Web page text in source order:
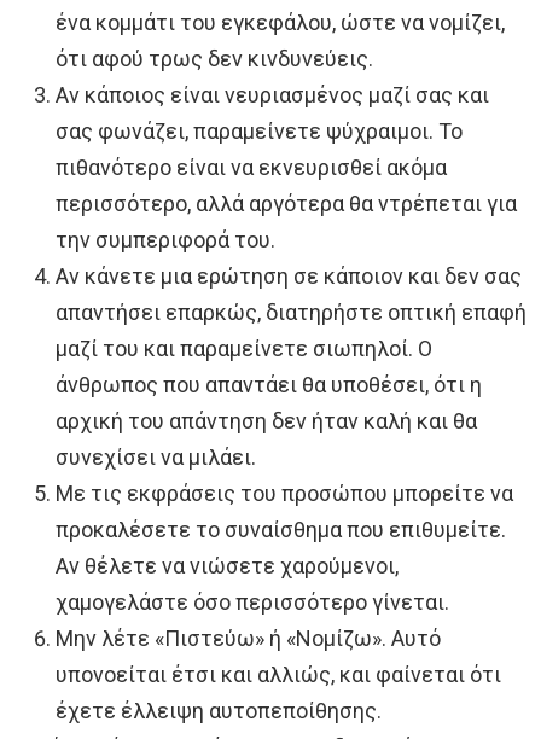
ένα κομμάτι του εγκεφάλου, ώστε να νομίζει,
ότι αφού τρως δεν κινδυνεύεις.
Αν κάποιος είναι νευριασμένος μαζί σας και
σας φωνάζει, παραμείνετε ψύχραιμοι. Το
πιθανότερο είναι να εκνευρισθεί ακόμα
περισσότερο, αλλά αργότερα θα ντρέπεται για
την συμπεριφορά του.
Αν κάνετε μια ερώτηση σε κάποιον και δεν σας
απαντήσει επαρκώς, διατηρήστε οπτική επαφή
μαζί του και παραμείνετε σιωπηλοί. Ο
άνθρωπος που απαντάει θα υποθέσει, ότι η
αρχική του απάντηση δεν ήταν καλή και θα
συνεχίσει να μιλάει.
Με τις εκφράσεις του προσώπου μπορείτε να
προκαλέσετε το συναίσθημα που επιθυμείτε.
Αν θέλετε να νιώσετε χαρούμενοι,
χαμογελάστε όσο περισσότερο γίνεται.
Μην λέτε «Πιστεύω» ή «Νομίζω». Αυτό
υπονοείται έτσι και αλλιώς, και φαίνεται ότι
έχετε έλλειψη αυτοπεποίθησης.